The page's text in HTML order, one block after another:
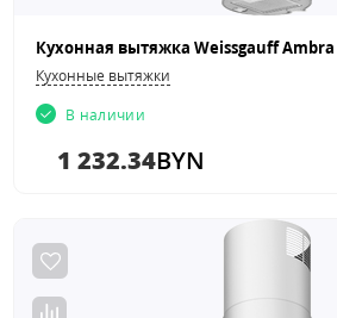
Кухонная вытяжка Weissgauff Ambra
Кухонные вытяжки
В наличии
1 232.34BYN